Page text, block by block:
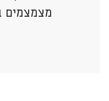
מצמצמים